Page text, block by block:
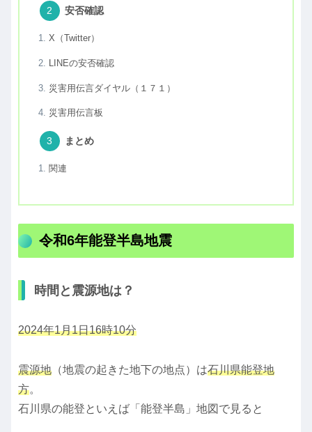
安否確認
X（Twitter）
LINEの安否確認
災害用伝言ダイヤル（１７１）
災害用伝言板
まとめ
関連
令和6年能登半島地震
時間と震源地は？
2024年1月1日16時10分
震源地 （地震の起きた地下の地点）は石川県能登地
方。
石川県の能登といえば「能登半島」地図で見ると